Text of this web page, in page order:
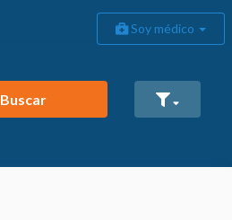
Soy médico
Buscar